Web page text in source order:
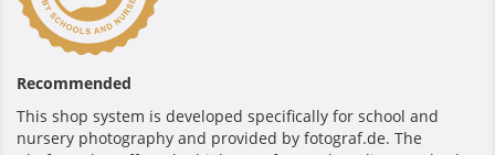
Recommended
This shop system is developed specifically for school and
nursery photography and provided by fotograf.de. The